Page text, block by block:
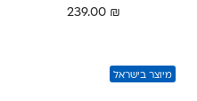
239.00 ₪
מיוצר בישראל